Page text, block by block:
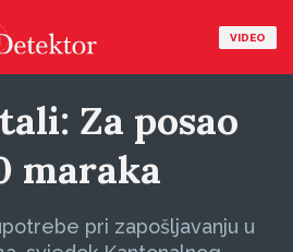
VIDEO
Za posao
maraka
pri zapošljavanju u